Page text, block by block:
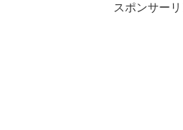
スポンサーリ